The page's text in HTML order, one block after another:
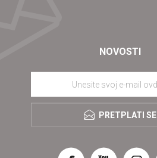
NOVOSTI
PRETPLATI SE